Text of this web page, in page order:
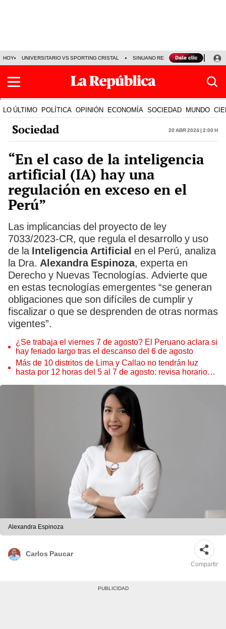
HOY UNIVERSITARIO VS SPORTING CRISTAL SINUANO RESULTADOS HOY
LO ÚLTIMO POLÍTICA OPINIÓN ECONOMÍA SOCIEDAD MUNDO
Sociedad 20 Abr 2024 | 2:00 h
“En el caso de la inteligencia
artificial (IA) hay una
regulación en exceso en el
Perú”
Las implicancias del proyecto de ley
7033/2023-CR, que regula el desarrollo y uso
de la Inteligencia Artificial en el Perú, analiza
la Dra. Alexandra Espinoza, experta en
Derecho y Nuevas Tecnologías. Advierte que
en estas tecnologías emergentes “se generan
obligaciones que son difíciles de cumplir y
fiscalizar o que se desprenden de otras normas
vigentes”.
¿Se trabaja el viernes 7 de agosto? El Peruano aclara si
hay feriado largo tras el descanso del 6 de agosto
Más de 10 distritos de Lima y Callao no tendrán luz
hasta por 12 horas del 5 al 7 de agosto: revisa horarios y
Alexandra Espinoza
Carlos Paucar
Compartir